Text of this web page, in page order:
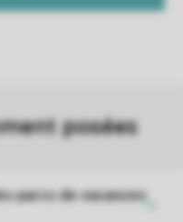
parcs de vacances